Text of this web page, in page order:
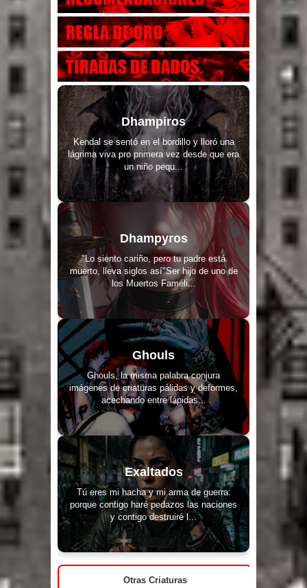
Dhampiros
Kendal se sentó en el bordillo y lloró una
lágrima viva pro primera vez desde que era
un niño pequ...
Dhampyros
"Lo siento cariño, pero tu padre está
muerto, lleva siglos así"Ser hijo de uno de
los Muertos Faméli...
Ghouls
Ghouls, la misma palabra conjura
imágenes de criaturas pálidas y deformes,
acechando entre lápidas...
Exaltados
Tú eres mi hacha y mi arma de guerra:
porque contigo haré pedazos las naciones
y contigo destruiré l...
Otras Criaturas